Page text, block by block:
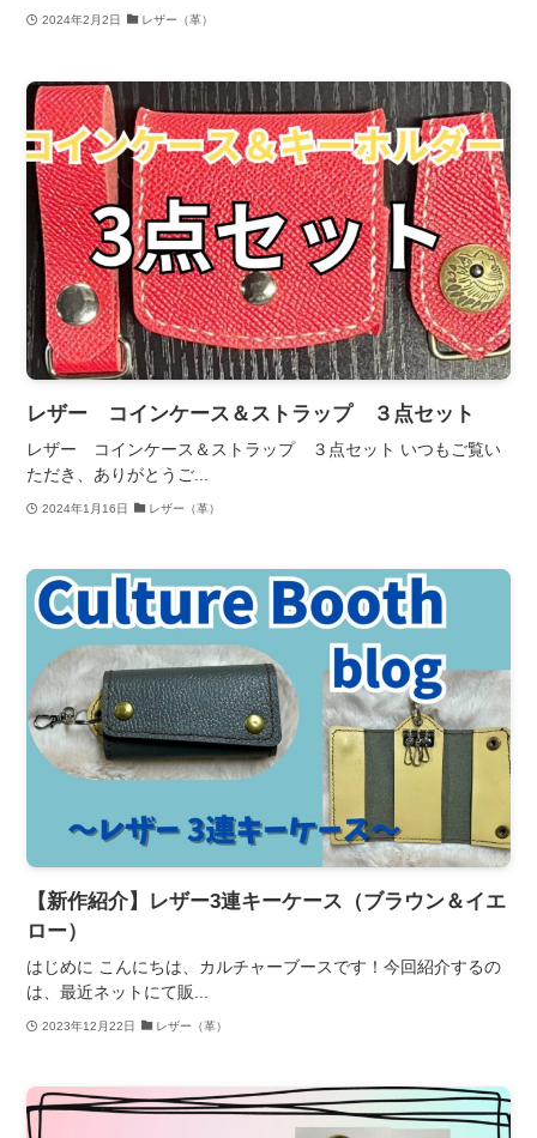
2024年2月2日 レザー（革）
レザー コインケース＆ストラップ ３点セット
レザー コインケース＆ストラップ ３点セット いつもご覧い
ただき、ありがとうご...
2024年1月16日 レザー（革）
【新作紹介】レザー3連キーケース（ブラウン＆イエ
ロー）
はじめに こんにちは、カルチャーブースです！今回紹介するの
は、最近ネットにて販...
2023年12月22日 レザー（革）